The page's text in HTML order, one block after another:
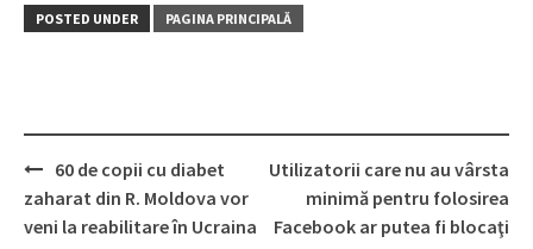
POSTED UNDER PAGINA PRINCIPALĂ
Post
navigation
60 de copii cu diabet
zaharat din R. Moldova vor
veni la reabilitare în Ucraina
Utilizatorii care nu au vârsta
minimă pentru folosirea
Facebook ar putea fi blocaţi